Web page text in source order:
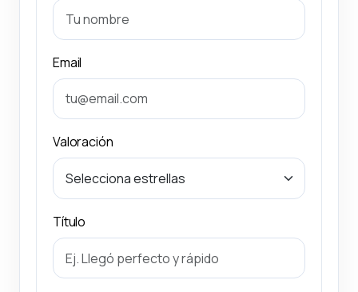
Email
Valoración
Título